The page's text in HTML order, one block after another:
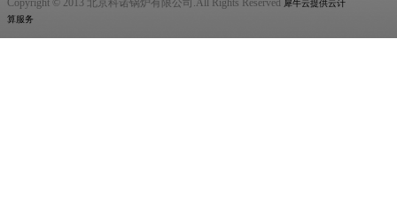
Copyright © 2013 北京科诺锅炉有限公司.All Rights Reserved
犀牛云提供云计
算服务